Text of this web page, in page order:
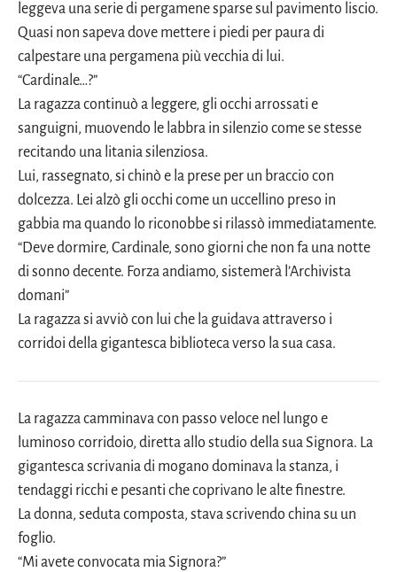
leggeva una serie di pergamene sparse sul pavimento liscio.
Quasi non sapeva dove mettere i piedi per paura di
calpestare una pergamena più vecchia di lui.
“Cardinale…?”
La ragazza continuò a leggere, gli occhi arrossati e
sanguigni, muovendo le labbra in silenzio come se stesse
recitando una litania silenziosa.
Lui, rassegnato, si chinò e la prese per un braccio con
dolcezza. Lei alzò gli occhi come un uccellino preso in
gabbia ma quando lo riconobbe si rilassò immediatamente.
“Deve dormire, Cardinale, sono giorni che non fa una notte
di sonno decente. Forza andiamo, sistemerà l’Archivista
domani”
La ragazza si avviò con lui che la guidava attraverso i
corridoi della gigantesca biblioteca verso la sua casa.
La ragazza camminava con passo veloce nel lungo e
luminoso corridoio, diretta allo studio della sua Signora. La
gigantesca scrivania di mogano dominava la stanza, i
tendaggi ricchi e pesanti che coprivano le alte finestre.
La donna, seduta composta, stava scrivendo china su un
foglio.
“Mi avete convocata mia Signora?”